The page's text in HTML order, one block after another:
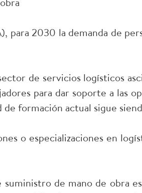
para 2030 la demanda de
de servicios logísticos
para dar soporte a las
formación actual sigue
o especializaciones en
de mano de obra